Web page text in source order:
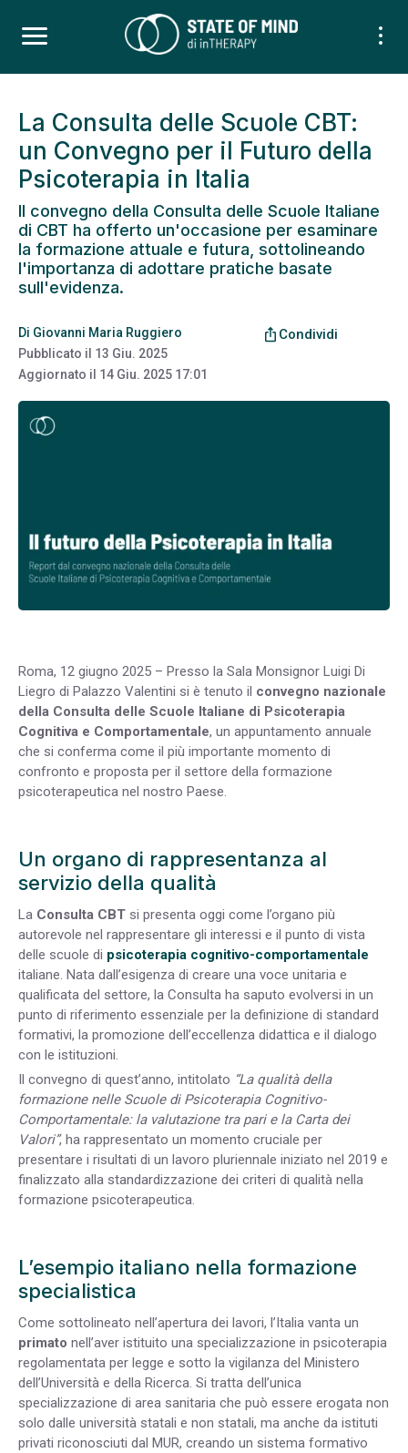
La Consulta delle Scuole CBT:
un Convegno per il Futuro della
Psicoterapia in Italia
Il convegno della Consulta delle Scuole Italiane
di CBT ha offerto un'occasione per esaminare
la formazione attuale e futura, sottolineando
l'importanza di adottare pratiche basate
sull'evidenza.
Di Giovanni Maria Ruggiero
Pubblicato il 13 Giu. 2025
Aggiornato il 14 Giu. 2025 17:01
ios_share Condividi
Roma, 12 giugno 2025 – Presso la Sala Monsignor Luigi Di
Liegro di Palazzo Valentini si è tenuto il convegno nazionale
della Consulta delle Scuole Italiane di Psicoterapia
Cognitiva e Comportamentale, un appuntamento annuale
che si conferma come il più importante momento di
confronto e proposta per il settore della formazione
psicoterapeutica nel nostro Paese.
Un organo di rappresentanza al
servizio della qualità
La Consulta CBT si presenta oggi come l’organo più
autorevole nel rappresentare gli interessi e il punto di vista
delle scuole di psicoterapia cognitivo-comportamentale
italiane. Nata dall’esigenza di creare una voce unitaria e
qualificata del settore, la Consulta ha saputo evolversi in un
punto di riferimento essenziale per la definizione di standard
formativi, la promozione dell’eccellenza didattica e il dialogo
con le istituzioni.
Il convegno di quest’anno, intitolato “La qualità della
formazione nelle Scuole di Psicoterapia Cognitivo-
Comportamentale: la valutazione tra pari e la Carta dei
Valori”, ha rappresentato un momento cruciale per
presentare i risultati di un lavoro pluriennale iniziato nel 2019 e
finalizzato alla standardizzazione dei criteri di qualità nella
formazione psicoterapeutica.
L’esempio italiano nella formazione
specialistica
Come sottolineato nell’apertura dei lavori, l’Italia vanta un
primato nell’aver istituito una specializzazione in psicoterapia
regolamentata per legge e sotto la vigilanza del Ministero
dell’Università e della Ricerca. Si tratta dell’unica
specializzazione di area sanitaria che può essere erogata non
solo dalle università statali e non statali, ma anche da istituti
privati riconosciuti dal MUR, creando un sistema formativo